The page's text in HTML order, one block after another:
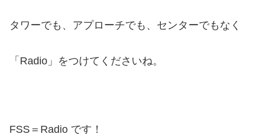
タワーでも、アプローチでも、センターでもなく
「Radio」をつけてくださいね。
FSS＝Radio です！